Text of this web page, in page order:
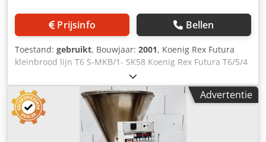
Prijsinfo Bellen
Toestand: gebruikt, Bouwjaar: 2001, Koenig Rex Futura
kleinbrood lijn T6 S-MKB/1- SK58 Koenig Rex Futura T6/5/4
rijen kleinbrooddeegverdeel- en opbolmachine bouwjaar
2001 SK58 gewichtsbereik kopmachine 35-85 gram
Chedpfxsxvqv Es Alrea capaciteit kopmachine 9000 stuks
per uur inclusief Lippelt puntjes- afzetsysteem voor het
automatisch beleggen van bakplaten bouwjaar 2005 foto’s
Advertentie